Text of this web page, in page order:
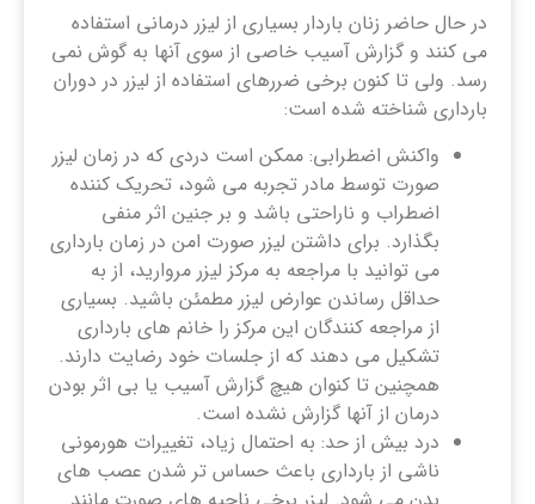
در حال حاضر زنان باردار بسیاری از لیزر درمانی استفاده
می کنند و گزارش آسیب خاصی از سوی آنها به گوش نمی
رسد. ولی تا کنون برخی ضررهای استفاده از لیزر در دوران
بارداری شناخته شده است:
واکنش اضطرابی: ممکن است دردی که در زمان لیزر
صورت توسط مادر تجربه می شود، تحریک کننده
اضطراب و ناراحتی باشد و بر جنین اثر منفی
بگذارد. برای داشتن لیزر صورت امن در زمان بارداری
می توانید با مراجعه به مرکز لیزر مروارید، از به
حداقل رساندن عوارض لیزر مطمئن باشید. بسیاری
از مراجعه کنندگان این مرکز را خانم های بارداری
تشکیل می دهند که از جلسات خود رضایت دارند.
همچنین تا کنوان هیچ گزارش آسیب یا بی اثر بودن
درمان از آنها گزارش نشده است.
درد بیش از حد: به احتمال زیاد، تغییرات هورمونی
ناشی از بارداری باعث حساس تر شدن عصب های